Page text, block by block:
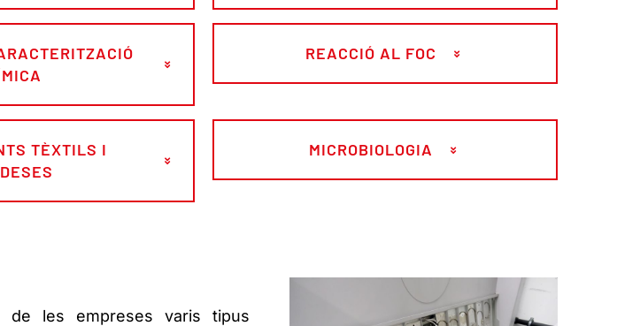
REACCIÓ AL FOC
TÈXTILS I
MICROBIOLOGIA
de les empreses varis tipus